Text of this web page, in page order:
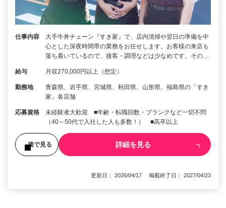
仕事内容
大手牛丼チェーン『すき家』で、店内清掃や翌日の準備を中
心とした深夜時間帯の業務をお任せします。お客様の来店も
落ち着いているので、接客・調理などは少なめです。その…
給与 月収270,000円以上（想定）
勤務地
青森県、岩手県、宮城県、秋田県、山形県、福島県の「すき
家」各店舗
応募資格
未経験者大歓迎 ■年齢・転職回数・ブランクなど一切不問
（40～50代で入社した人も多数！） ■高卒以上
後で見る 詳細を見る
更新日： 2026/04/17 掲載終了日： 2027/04/23